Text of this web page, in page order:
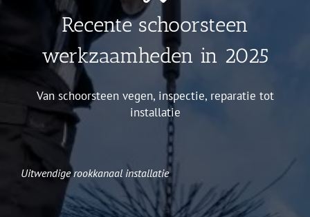
Recente schoorsteen
werkzaamheden in 2025
Van schoorsteen vegen, inspectie, reparatie tot
installatie
Uitwendige rookkanaal installatie